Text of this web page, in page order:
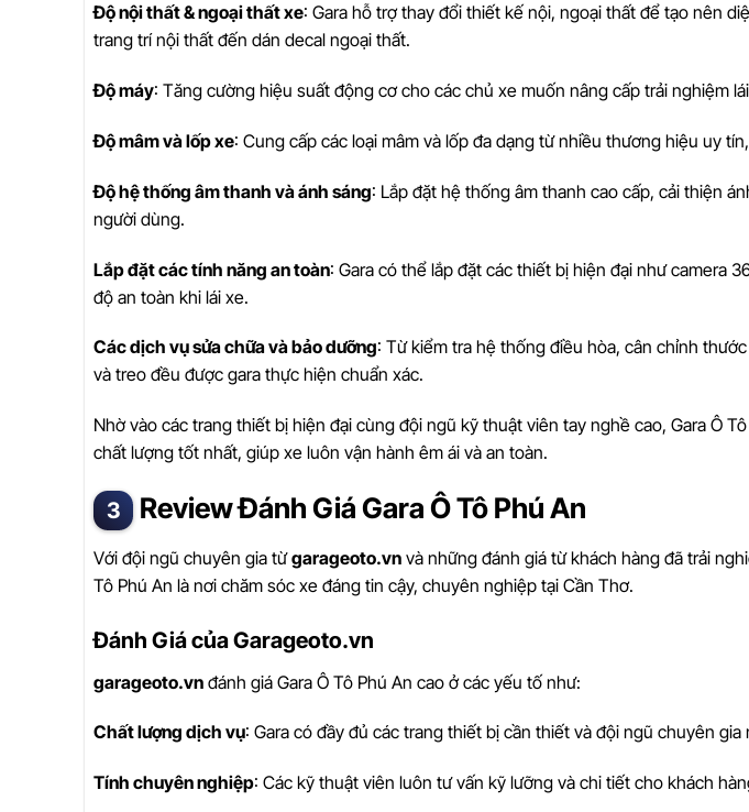
Độ nội thất & ngoại thất xe: Gara hỗ trợ thay đổi thiết kế nội, ngoại thất để tạo nên
trang trí nội thất đến dán decal ngoại thất.
Độ máy: Tăng cường hiệu suất động cơ cho các chủ xe muốn nâng cấp trải nghiệm
Độ mâm và lốp xe: Cung cấp các loại mâm và lốp đa dạng từ nhiều thương hiệu uy
Độ hệ thống âm thanh và ánh sáng: Lắp đặt hệ thống âm thanh cao cấp, cải thiện
người dùng.
Lắp đặt các tính năng an toàn: Gara có thể lắp đặt các thiết bị hiện đại như camera
độ an toàn khi lái xe.
Các dịch vụ sửa chữa và bảo dưỡng: Từ kiểm tra hệ thống điều hòa, cân chỉnh
và treo đều được gara thực hiện chuẩn xác.
Nhờ vào các trang thiết bị hiện đại cùng đội ngũ kỹ thuật viên tay nghề cao, Gara Ô
chất lượng tốt nhất, giúp xe luôn vận hành êm ái và an toàn.
Review Đánh Giá Gara Ô Tô Phú An
Với đội ngũ chuyên gia từgarageoto.vn và những đánh giá từ khách hàng đã trải
Tô Phú An là nơi chăm sóc xe đáng tin cậy, chuyên nghiệp tại Cần Thơ.
Đánh Giá của Garageoto.vn
garageoto.vn đánh giá Gara Ô Tô Phú An cao ở các yếu tố như:
Chất lượng dịch vụ: Gara có đầy đủ các trang thiết bị cần thiết và đội ngũ chuyên
Tính chuyên nghiệp: Các kỹ thuật viên luôn tư vấn kỹ lưỡng và chi tiết cho khách